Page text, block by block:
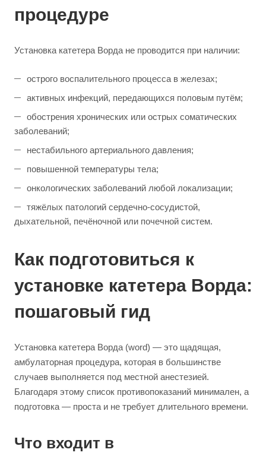
процедуре
Установка катетера Ворда не проводится при наличии:
острого воспалительного процесса в железах;
активных инфекций, передающихся половым путём;
обострения хронических или острых соматических
заболеваний;
нестабильного артериального давления;
повышенной температуры тела;
онкологических заболеваний любой локализации;
тяжёлых патологий сердечно-сосудистой,
дыхательной, печёночной или почечной систем.
Как подготовиться к
установке катетера Ворда:
пошаговый гид
Установка катетера Ворда (word) — это щадящая,
амбулаторная процедура, которая в большинстве
случаев выполняется под местной анестезией.
Благодаря этому список противопоказаний минимален, а
подготовка — проста и не требует длительного времени.
Что входит в